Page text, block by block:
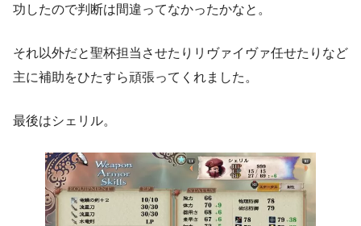
功したので判断は間違ってなかったかなと。
それ以外だと聖杯担当させたりリヴァイヴァ任せたりなど
主に補助をひたすら頑張ってくれました。
最後はシェリル。